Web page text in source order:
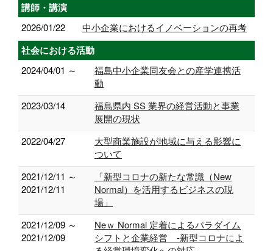
講師・講演
2026/01/22 中小企業におけるイノベーションの再考
社会における活動
2024/04/01 ～
福島中小企業同友会との産学連携活
動
2023/03/14
福島県内 SS 業界の経営活動と事業
展開の現状
2022/04/27
大型商業施設が地域に与える影響に
ついて
2021/12/11 ～
2021/12/11
「新型コロナの新たな常識（New
Normal）を活用するビジネスの現
場」
2021/12/09 ～
2021/12/09
Neｗ Normal 定着によるパラダイム
シフトと企業経営 -新型コロナによ